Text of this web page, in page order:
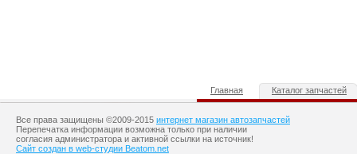
Главная Каталог запчастей
Все права защищены ©2009-2015 интернет магазин автозапчастей
Перепечатка информации возможна только при наличии
согласия администратора и активной ссылки на источник!
Сайт создан в web-студии Beatom.net